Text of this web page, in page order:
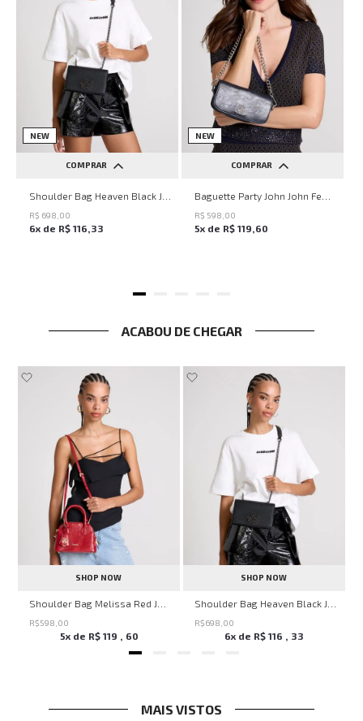
NEW
COMPRAR
UN
R$ 698 00
6x de R$ 116 33
NEW
COMPRAR
UN
R$ 598 00
5x de R$ 119 60
ACABOU DE CHEGAR
SHOP NOW
R$598 00
5x de R$ 119 , 60
SHOP NOW
R$698 00
6x de R$ 116 , 33
MAIS VISTOS